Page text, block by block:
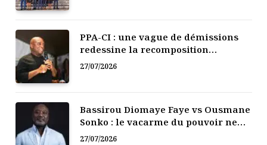
PPA-CI : une vague de démissions
redessine la recomposition
politique
27/07/2026
Bassirou Diomaye Faye vs Ousmane
Sonko : le vacarme du pouvoir ne
doit pas faire oublier les liens de la
27/07/2026